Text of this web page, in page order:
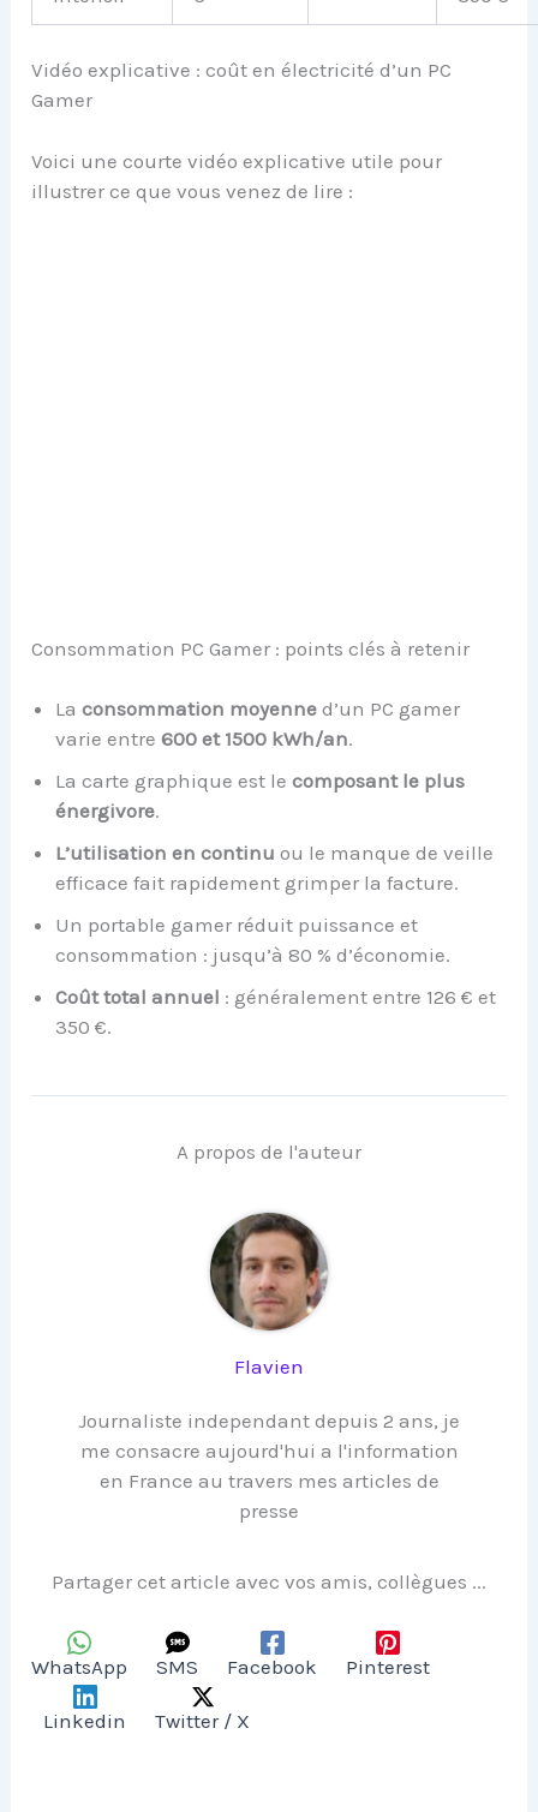
Vidéo explicative : coût en électricité d’un PC
Gamer
Voici une courte vidéo explicative utile pour
illustrer ce que vous venez de lire :
Consommation PC Gamer : points clés à retenir
Laconsommation moyenne d’un PC gamer
varie entre600 et 1500 kWh/an.
La carte graphique est lecomposant le plus
énergivore.
L’utilisation en continu ou le manque de veille
efficace fait rapidement grimper la facture.
Un portable gamer réduit puissance et
consommation : jusqu’à 80 % d’économie.
Coût total annuel : généralement entre 126 € et
350 €.
A propos de l'auteur
Flavien
Journaliste independant depuis 2 ans, je
me consacre aujourd'hui a l'information
en France au travers mes articles de
presse
Partager cet article avec vos amis, collègues ...
WhatsApp SMS Facebook Pinterest
Linkedin Twitter / X